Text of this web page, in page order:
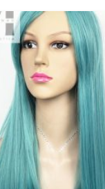
era:
$899.900.
es: